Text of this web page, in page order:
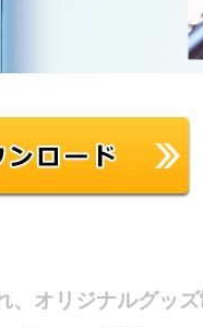
、オリジナルグッ